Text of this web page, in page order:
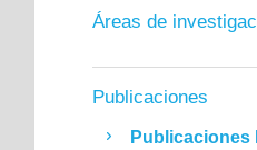
Áreas de
Publicaciones
Publicaciones